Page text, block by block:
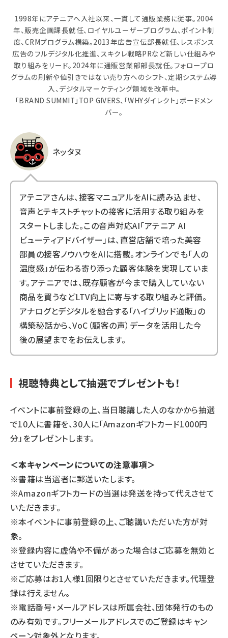
1998年にアテニアへ入社以来、一貫して通販業務に従事。2004
年、販売企画課長就任、ロイヤルユーザープログラム、ポイント制
度、CRMプログラム構築。2013年広告宣伝部長就任、レスポンス
広告のフルデジタル化推進、スキクレ戦略PRなど新しい仕組みや
取り組みをリード。2024年に通販営業部部長就任。フォロープロ
グラムの刷新や値引きではない売り方へのシフト、定期システム導
入、デジタルマーケティング領域を改革中。
「BRAND SUMMIT」TOP GIVERS、「WHYダイレクト」ボードメン
バー。
ネッタヌ
アテニアさんは、接客マニュアルをAIに読み込ませ、
音声とテキストチャットの接客に活用する取り組みを
スタートしました。この音声対応AI「アテニア AI
ビューティアドバイザー」は、直営店舗で培った美容
部員の接客ノウハウをAIに搭載。オンラインでも「人の
温度感」が伝わる寄り添った顧客体験を実現していま
す。アテニアでは、既存顧客が今まで購入していない
商品を買うなどLTV向上に寄与する取り組みと評価。
アナログとデジタルを融合する「ハイブリッド通販」の
構築秘話から、VoC（顧客の声）データを活用した今
後の展望までをお伝えします。
視聴特典として抽選でプレゼントも！
イベントに事前登録の上、当日聴講した人のなかから抽選
で10人に書籍を、30人に「Amazonギフトカード1000円
分」をプレゼントします。
＜本キャンペーンについての注意事項＞
※書籍は当選者に郵送いたします。
※Amazonギフトカードの当選は発送を持って代えさせて
いただきます。
※本イベントに事前登録の上、ご聴講いただいた方が対
象。
※登録内容に虚偽や不備があった場合はご応募を無効と
させていただきます。
※ご応募はお1人様1回限りとさせていただきます。代理登
録は行えません。
※電話番号・メールアドレスは所属会社、団体発行のもの
のみ有効です。フリーメールアドレスでのご登録はキャン
ペーン対象外となります。